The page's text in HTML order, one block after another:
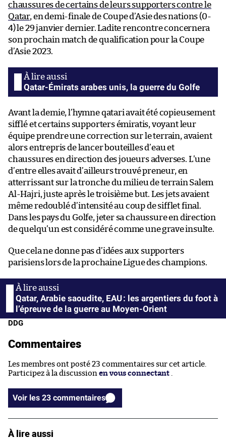
chaussures de certains de leurs supporters contre le
Qatar, en demi-finale de Coupe d’Asie des nations (0-
4) le 29 janvier dernier. Ladite rencontre concernera
son prochain match de qualification pour la Coupe
d’Asie 2023.
Qatar-Émirats arabes unis, la guerre du Golfe
Avant la demie, l’hymne qatari avait été copieusement
sifflé et certains supporters émiratis, voyant leur
équipe prendre une correction sur le terrain, avaient
alors entrepris de lancer bouteilles d’eau et
chaussures en direction des joueurs adverses. L’une
d’entre elles avait d’ailleurs trouvé preneur, en
atterrissant sur la tronche du milieu de terrain Salem
Al-Hajri, juste après le troisième but. Les jets avaient
même redoublé d’intensité au coup de sifflet final.
Dans les pays du Golfe, jeter sa chaussure en direction
de quelqu’un est considéré comme une grave insulte.
Que cela ne donne pas d’idées aux supporters
parisiens lors de la prochaine Ligue des champions.
Qatar, Arabie saoudite, EAU : les argentiers du foot à
l’épreuve de la guerre au Moyen-Orient
DDG
Commentaires
Les membres ont posté 23 commentaires sur cet article.
Participez à la discussion en vous connectant .
Voir les 23 commentaires
À lire aussi